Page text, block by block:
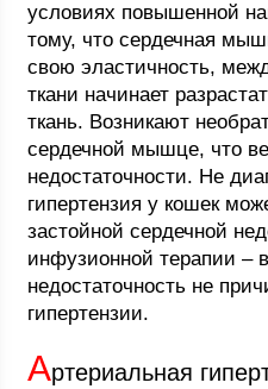
условиях повышенной
тому, что сердечная
свою эластичность,
ткани начинает
ткань. Возникают
сердечной мышце, что
недостаточности. Не
гипертензия у кошек
застойной сердечной
инфузионной терапии –
недостаточность не
гипертензии.
Артериальная